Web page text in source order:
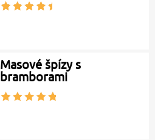
Masové špízy s
bramborami